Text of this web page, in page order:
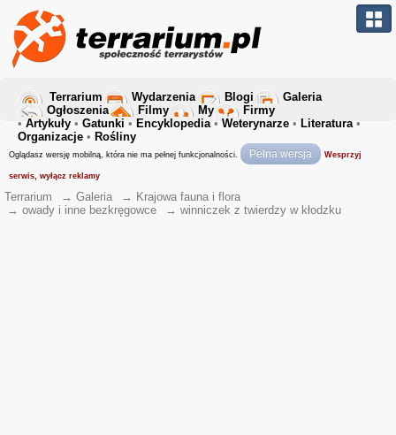
Terrarium Wydarzenia Blogi
Galeria
Ogłoszenia
Filmy My
Firmy
• Artykuły • Gatunki • Encyklopedia• Weterynarze • Literatura•
Organizacje • Rośliny
Oglądasz wersję mobilną, która nie ma pełnej funkcjonalności. Pełna wersja Wesprzyj
serwis, wyłącz reklamy
Terrarium → Galeria → Krajowa fauna i flora
→ owady i inne bezkręgowce → winniczek z twierdzy w kłodzku